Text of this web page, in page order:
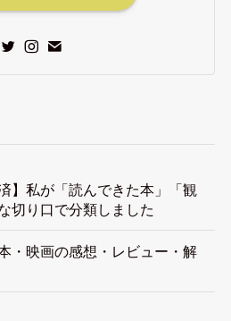
犀川後藤
生き延びている人
500本以上の映画を観てきまし